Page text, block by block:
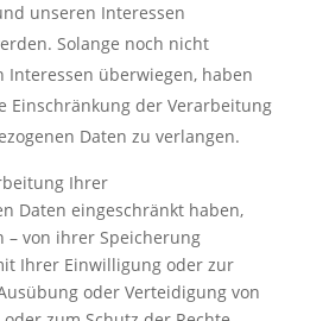
unseren Interessen
Solange noch nicht
Interessen überwiegen, haben
Einschränkung der Verarbeitung
Daten zu verlangen.
Ihrer
Daten eingeschränkt haben,
– von ihrer Speicherung
Ihrer Einwilligung oder zur
oder Verteidigung von